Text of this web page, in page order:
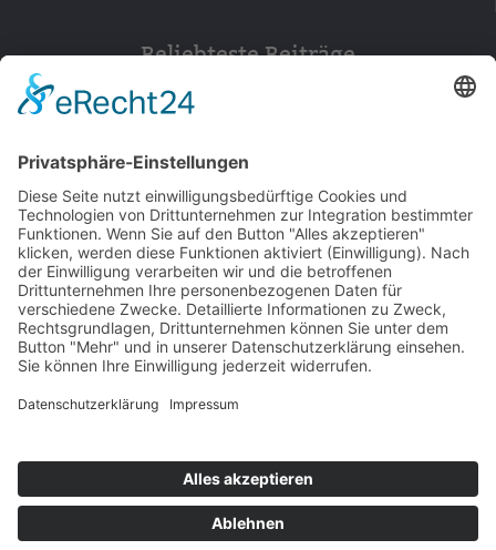
Beliebteste Beiträge
© 2026 Walter Stuber -Impressum Datenschutz
Gemeinhardt Service - Mutmacher.jetzt
Bewertungen auf ProvenExpert.com
154